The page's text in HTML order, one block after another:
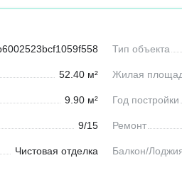
Тип объекта
52.40 м² Жилая
9.90 м² Год постройки
9/15 Ремонт
Чистовая отделка Балкон/